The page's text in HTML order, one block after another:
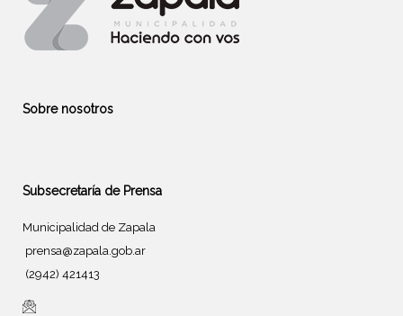
Sobre nosotros
Subsecretaría de Prensa
Municipalidad de Zapala
prensa@zapala.gob.ar
(2942) 421413